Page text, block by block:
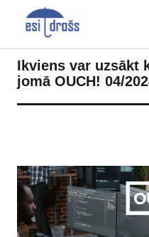
Ikviens var uzsākt
jomā OUCH! 04/